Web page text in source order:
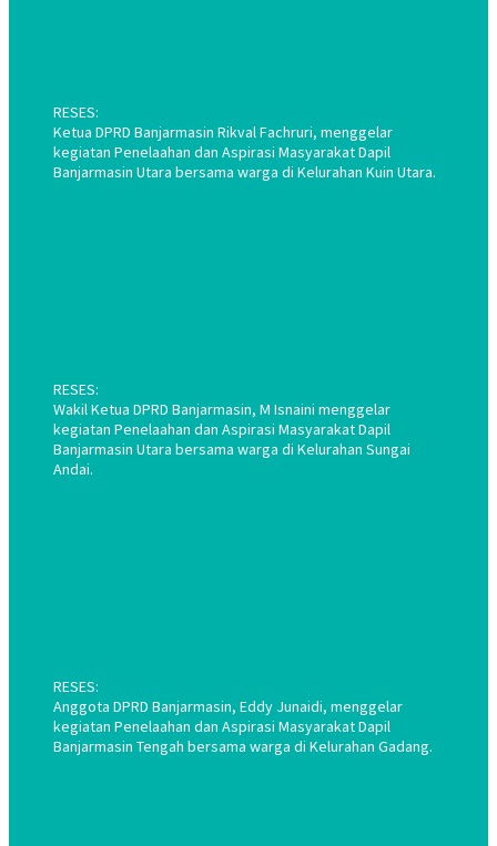
RESES:
Ketua DPRD Banjarmasin Rikval Fachruri, menggelar
kegiatan Penelaahan dan Aspirasi Masyarakat Dapil
Banjarmasin Utara bersama warga di Kelurahan Kuin Utara.
RESES:
Wakil Ketua DPRD Banjarmasin, M Isnaini menggelar
kegiatan Penelaahan dan Aspirasi Masyarakat Dapil
Banjarmasin Utara bersama warga di Kelurahan Sungai
Andai.
RESES:
Anggota DPRD Banjarmasin, Eddy Junaidi, menggelar
kegiatan Penelaahan dan Aspirasi Masyarakat Dapil
Banjarmasin Tengah bersama warga di Kelurahan Gadang.